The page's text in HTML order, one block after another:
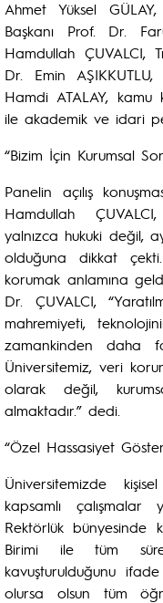
Ahmet Yüksel
Başkanı Prof. Dr.
Hamdullah ÇUVALCI,
Dr. Emin
Hamdi ATALAY, kamu
ile akademik ve idari
“Bizim İçin Kurumsal
Panelin açılış
Hamdullah
yalnızca hukuki değil,
olduğuna dikkat
korumak anlamına
Dr. ÇUVALCI,
mahremiyeti,
zamankinden daha
Üniversitemiz, veri
olarak değil,
almaktadır.” dedi.
“Özel Hassasiyet
Üniversitemizde
kapsamlı çalışmalar
Rektörlük bünyesinde
Birimi ile tüm
kavuşturulduğunu
olursa olsun tüm